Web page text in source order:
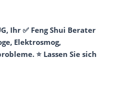
Ihr ✅ Feng Shui Berater
Elektrosmog,
⭐ Lassen Sie sich